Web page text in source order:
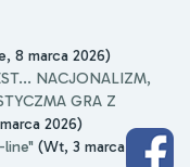
8 marca 2026)
NACJONALIZM,
GRA Z
2026)
(Wt, 3 marca 2026)